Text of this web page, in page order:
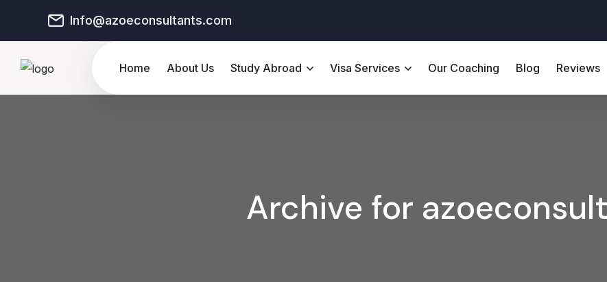
Info@azoeconsultants.com
Home About Us Study Abroad Visa Services Our Coaching Blog Reviews
Archive for